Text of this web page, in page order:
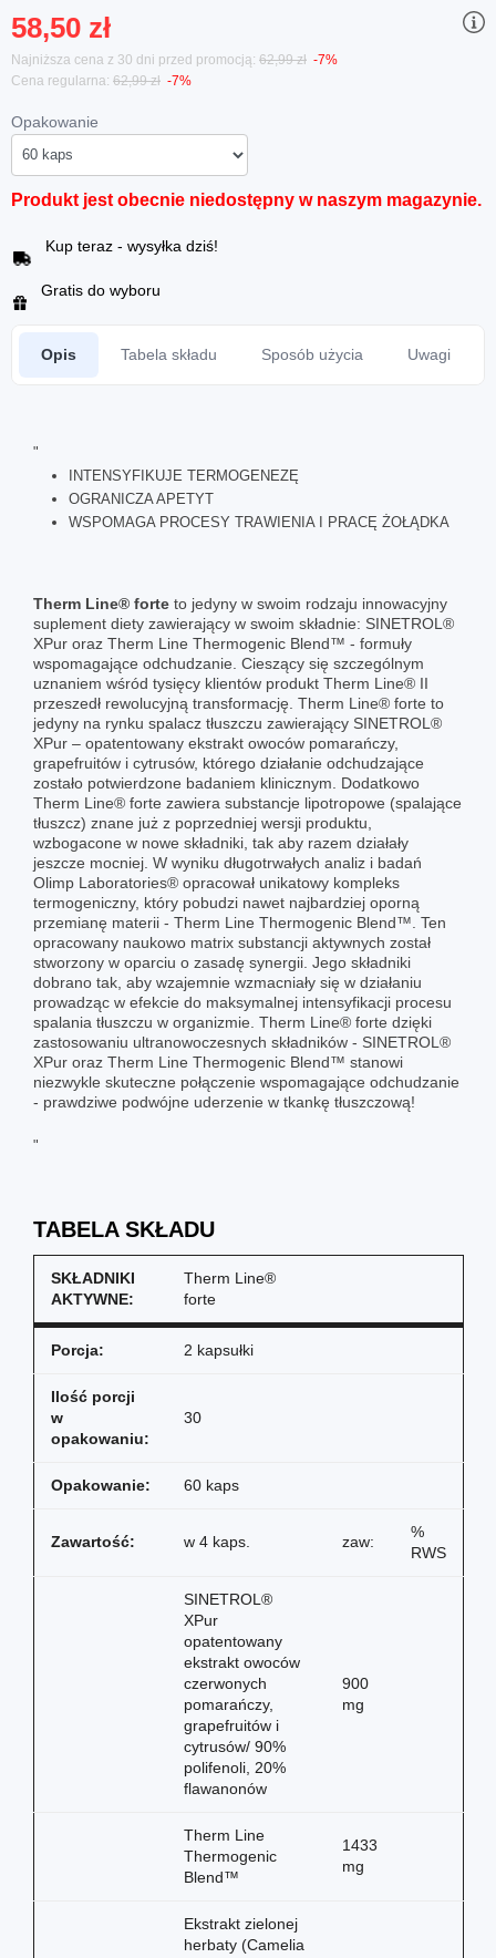
58,50 zł
Najniższa cena z 30 dni przed promocją: 62,99 zł -7%
Cena regularna: 62,99 zł -7%
Opakowanie
Produkt jest obecnie niedostępny w naszym magazynie.
Kup teraz - wysyłka dziś!
Gratis do wyboru
Opis Tabela składu Sposób użycia Uwagi
"
INTENSYFIKUJE TERMOGENEZĘ
OGRANICZA APETYT
WSPOMAGA PROCESY TRAWIENIA I PRACĘ ŻOŁĄDKA
Therm Line® forte to jedyny w swoim rodzaju innowacyjny
suplement diety zawierający w swoim składnie: SINETROL®
XPur oraz Therm Line Thermogenic Blend™ - formuły
wspomagające odchudzanie. Cieszący się szczególnym
uznaniem wśród tysięcy klientów produkt Therm Line® II
przeszedł rewolucyjną transformację. Therm Line® forte to
jedyny na rynku spalacz tłuszczu zawierający SINETROL®
XPur – opatentowany ekstrakt owoców pomarańczy,
grapefruitów i cytrusów, którego działanie odchudzające
zostało potwierdzone badaniem klinicznym. Dodatkowo
Therm Line® forte zawiera substancje lipotropowe (spalające
tłuszcz) znane już z poprzedniej wersji produktu,
wzbogacone w nowe składniki, tak aby razem działały
jeszcze mocniej. W wyniku długotrwałych analiz i badań
Olimp Laboratories® opracował unikatowy kompleks
termogeniczny, który pobudzi nawet najbardziej oporną
przemianę materii - Therm Line Thermogenic Blend™. Ten
opracowany naukowo matrix substancji aktywnych został
stworzony w oparciu o zasadę synergii. Jego składniki
dobrano tak, aby wzajemnie wzmacniały się w działaniu
prowadząc w efekcie do maksymalnej intensyfikacji procesu
spalania tłuszczu w organizmie. Therm Line® forte dzięki
zastosowaniu ultranowoczesnych składników - SINETROL®
XPur oraz Therm Line Thermogenic Blend™ stanowi
niezwykle skuteczne połączenie wspomagające odchudzanie
- prawdziwe podwójne uderzenie w tkankę tłuszczową!
"
TABELA SKŁADU
SKŁADNIKI
AKTYWNE:
Therm Line®
forte
Porcja: 2 kapsułki
Ilość porcji
w
opakowaniu:
30
Opakowanie: 60 kaps
Zawartość: w 4 kaps. zaw:
%
RWS
SINETROL®
XPur
opatentowany
ekstrakt owoców
czerwonych
pomarańczy,
grapefruitów i
cytrusów/ 90%
polifenoli, 20%
flawanonów
900
mg
Therm Line
Thermogenic
Blend™
1433
mg
Ekstrakt zielonej
herbaty (Camelia